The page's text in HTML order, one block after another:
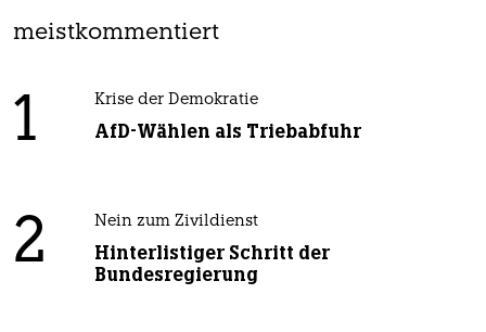
meistkommentiert
1 Krise der Demokratie
AfD-Wählen als Triebabfuhr
2 Nein zum Zivildienst
Hinterlistiger Schritt der
Bundesregierung